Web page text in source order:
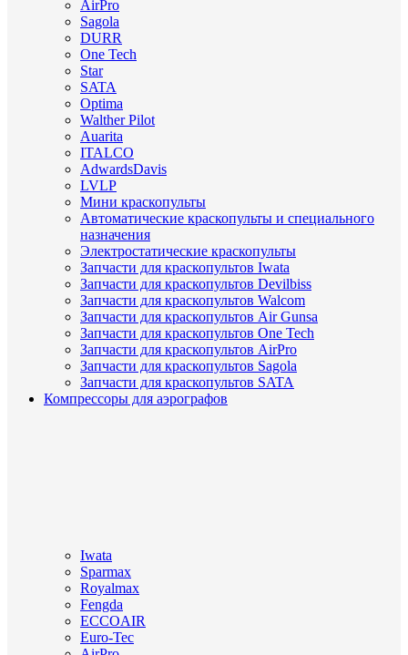
AirPro
Sagola
DURR
One Tech
Star
SATA
Optima
Walther Pilot
Auarita
ITALCO
AdwardsDavis
LVLP
Мини краскопульты
Автоматические краскопульты и специального
назначения
Электростатические краскопульты
Запчасти для краскопультов Iwata
Запчасти для краскопультов Devilbiss
Запчасти для краскопультов Walcom
Запчасти для краскопультов Air Gunsa
Запчасти для краскопультов One Tech
Запчасти для краскопультов AirPro
Запчасти для краскопультов Sagola
Запчасти для краскопультов SATA
Компрессоры для аэрографов
Iwata
Sparmax
Royalmax
Fengda
ECCOAIR
Euro-Tec